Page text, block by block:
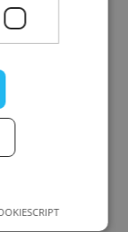
445) 72
dienomis